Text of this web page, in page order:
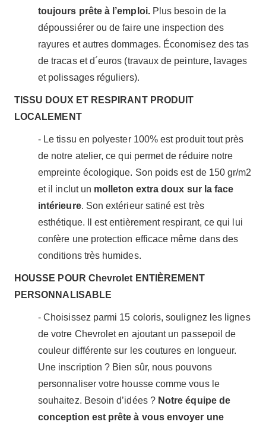
toujours prête à l’emploi.Plus besoin de la
dépoussiérer ou de faire une inspection des
rayures et autres dommages. Économisez des tas
de tracas et d´euros (travaux de peinture, lavages
et polissages réguliers).
TISSU DOUX ET RESPIRANT PRODUIT
LOCALEMENT
- Le tissu en polyester 100% est produit tout près
de notre atelier, ce qui permet de réduire notre
empreinte écologique. Son poids est de 150 gr/m2
et il inclut un molleton extra doux sur la face
intérieure. Son extérieur satiné est très
esthétique. Il est entièrement respirant, ce qui lui
confère une protection efficace même dans des
conditions très humides.
HOUSSE POUR Chevrolet ENTIÈREMENT
PERSONNALISABLE
- Choisissez parmi 15 coloris, soulignez les lignes
de votre Chevrolet en ajoutant un passepoil de
couleur différente sur les coutures en longueur.
Une inscription ? Bien sûr, nous pouvons
personnaliser votre housse comme vous le
souhaitez. Besoin d’idées ? Notre équipe de
conception est prête à vous envoyer une